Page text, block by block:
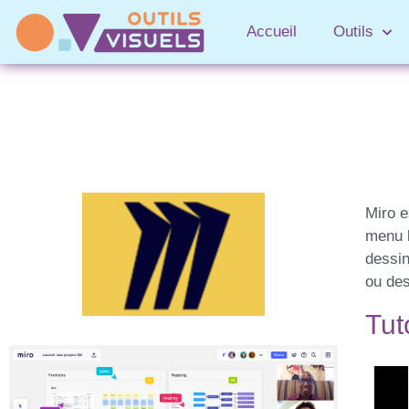
Accueil Outils
Miro
menu
ou